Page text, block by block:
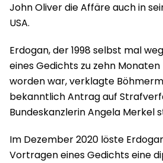
John Oliver die Affäre auch in
USA.
Erdogan, der 1998 selbst mal
eines Gedichts zu zehn
worden war, verklagte
bekanntlich Antrag auf
Bundeskanzlerin Angela Merkel
Im Dezember 2020 löste
Vortragen eines Gedichts eine